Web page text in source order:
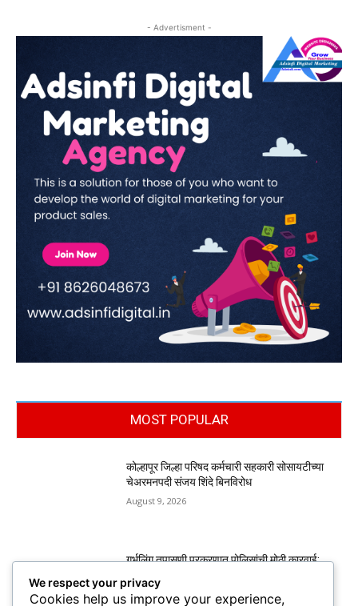
- Advertisment -
MOST POPULAR
कोल्हापूर जिल्हा परिषद कर्मचारी सहकारी सोसायटीच्या
चेअरमनपदी संजय शिंदे बिनविरोध
August 9, 2026
गर्भलिंग तपासणी प्रकरणात पोलिसांची मोठी कारवाई;
August 9, 2026
We respect your privacy
Cookies help us improve your experience,